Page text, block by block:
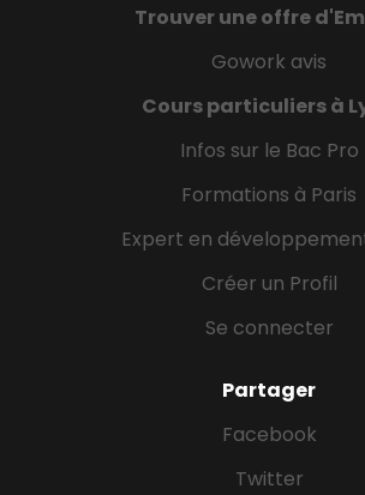
Trouver une offre
Gowork avis
Cours particuliers à
Infos sur le Bac Pro
Formations à Paris
Expert en
Créer un Profil
Se connecter
Partager
Facebook
Twitter